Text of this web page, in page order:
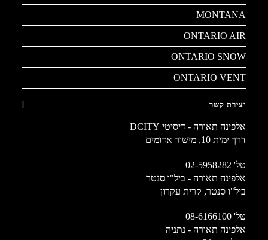
MONTANA
ONTARIO AIR
ONTARIO SNOW
ONTARIO VENT
יצירת קשר
אלפינה תאורה - דיסיטי DCITY
דרך ימית 10, מישור אדומים
טל' 02-5958282
אלפינה תאורה - ביל"ו סנטר
ביל"ו סנטר, קרית עקרון
טל' 08-6166100
אלפינה תאורה - נתניה